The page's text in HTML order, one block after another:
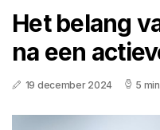
Het belang
na een
19 december 2024 5